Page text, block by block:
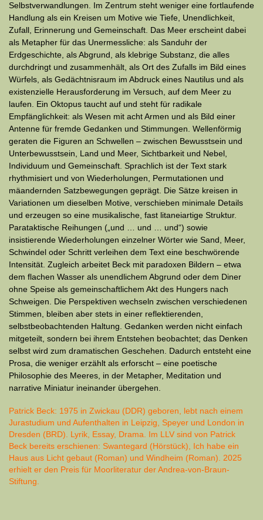
Selbstverwandlungen. Im Zentrum steht weniger eine fortlaufende
Handlung als ein Kreisen um Motive wie Tiefe, Unendlichkeit,
Zufall, Erinnerung und Gemeinschaft. Das Meer erscheint dabei
als Metapher für das Unermessliche: als Sanduhr der
Erdgeschichte, als Abgrund, als klebrige Substanz, die alles
durchdringt und zusammenhält, als Ort des Zufalls im Bild eines
Würfels, als Gedächtnisraum im Abdruck eines Nautilus und als
existenzielle Herausforderung im Versuch, auf dem Meer zu
laufen. Ein Oktopus taucht auf und steht für radikale
Empfänglichkeit: als Wesen mit acht Armen und als Bild einer
Antenne für fremde Gedanken und Stimmungen. Wellenförmig
geraten die Figuren an Schwellen – zwischen Bewusstsein und
Unterbewusstsein, Land und Meer, Sichtbarkeit und Nebel,
Individuum und Gemeinschaft. Sprachlich ist der Text stark
rhythmisiert und von Wiederholungen, Permutationen und
mäandernden Satzbewegungen geprägt. Die Sätze kreisen in
Variationen um dieselben Motive, verschieben minimale Details
und erzeugen so eine musikalische, fast litaneiartige Struktur.
Parataktische Reihungen („und … und … und“) sowie
insistierende Wiederholungen einzelner Wörter wie Sand, Meer,
Schwindel oder Schritt verleihen dem Text eine beschwörende
Intensität. Zugleich arbeitet Beck mit paradoxen Bildern – etwa
dem flachen Wasser als unendlichem Abgrund oder dem Diner
ohne Speise als gemeinschaftlichem Akt des Hungers nach
Schweigen. Die Perspektiven wechseln zwischen verschiedenen
Stimmen, bleiben aber stets in einer reflektierenden,
selbstbeobachtenden Haltung. Gedanken werden nicht einfach
mitgeteilt, sondern bei ihrem Entstehen beobachtet; das Denken
selbst wird zum dramatischen Geschehen. Dadurch entsteht eine
Prosa, die weniger erzählt als erforscht – eine poetische
Philosophie des Meeres, in der Metapher, Meditation und
narrative Miniatur ineinander übergehen.
Patrick Beck: 1975 in Zwickau (DDR) geboren, lebt nach einem
Jurastudium und Aufenthalten in Leipzig, Speyer und London in
Dresden (BRD). Lyrik, Essay, Drama. Im LLV sind von Patrick
Beck bereits erschienen: Swantegard (Hörstück), Ich habe ein
Haus aus Licht gebaut (Roman) und Windheim (Roman). 2025
erhielt er den Preis für Moorliteratur der Andrea-von-Braun-
Stiftung.